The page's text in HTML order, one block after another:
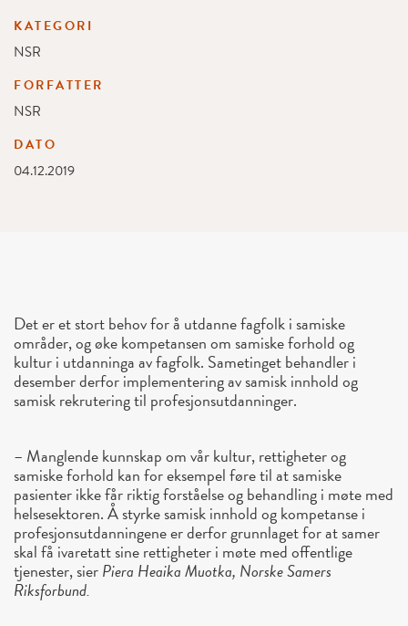
KATEGORI
NSR
FORFATTER
NSR
DATO
04.12.2019
Det er et stort behov for å utdanne fagfolk i samiske
områder, og øke kompetansen om samiske forhold og
kultur i utdanninga av fagfolk. Sametinget behandler i
desember derfor implementering av samisk innhold og
samisk rekrutering til profesjonsutdanninger.
– Manglende kunnskap om vår kultur, rettigheter og
samiske forhold kan for eksempel føre til at samiske
pasienter ikke får riktig forståelse og behandling i møte med
helsesektoren. Å styrke samisk innhold og kompetanse i
profesjonsutdanningene er derfor grunnlaget for at samer
skal få ivaretatt sine rettigheter i møte med offentlige
tjenester, sierPiera Heaika Muotka, Norske Samers
Riksforbund.